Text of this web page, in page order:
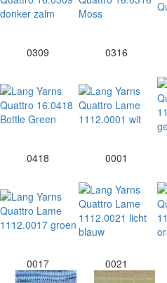
0309 0316
0418 0001
0017 0021